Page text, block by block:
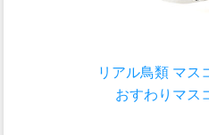
リアル鳥類 マ
おすわりマス